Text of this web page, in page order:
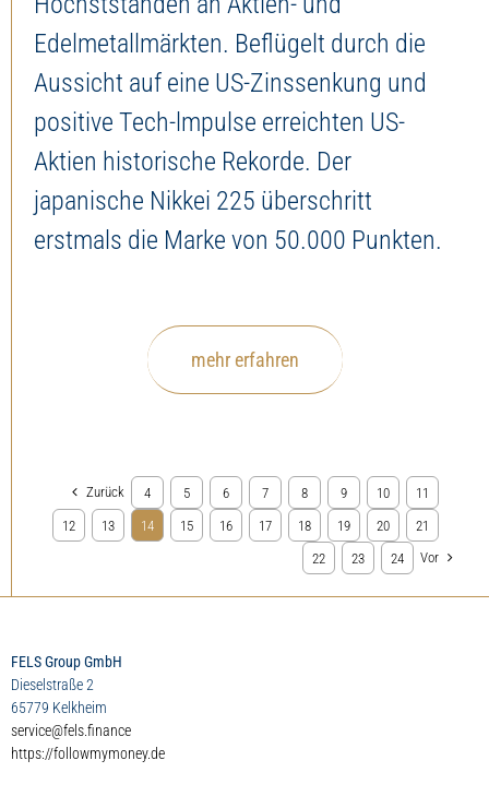
Edelmetallmärkten. Beflügelt durch die
Aussicht auf eine US-Zinssenkung und
positive Tech-lmpulse erreichten US-
Aktien historische Rekorde. Der
japanische Nikkei 225 überschritt
erstmals die Marke von 50.000 Punkten.
mehr erfahren
Zurück 4 5 6 7 8 9 10
11
12
13 14 15 16 17 18 19 20
21
22
23 24 Vor
FELS Group GmbH
Dieselstraße 2
65779 Kelkheim
service@fels.finance
https://followmymoney.de